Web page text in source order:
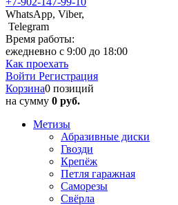
WhatsApp, Viber,
Telegram
Время работы:
ежедневно с 9:00 до 18:00
Как проехать
Войти Регистрация
Корзина0 позиций
на сумму 0 руб.
Метизы
Абразивные диски
Гвозди
Крепёж
Петля гаражная
Саморезы
Свёрла